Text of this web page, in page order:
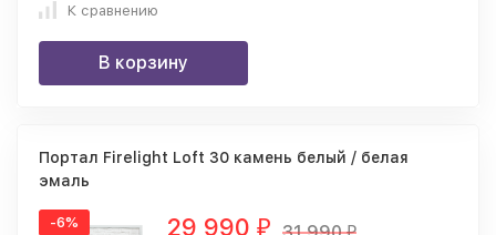
К сравнению
В корзину
Портал Firelight Loft 30 камень белый / белая
эмаль
-6% 29 990 ₽ ₽